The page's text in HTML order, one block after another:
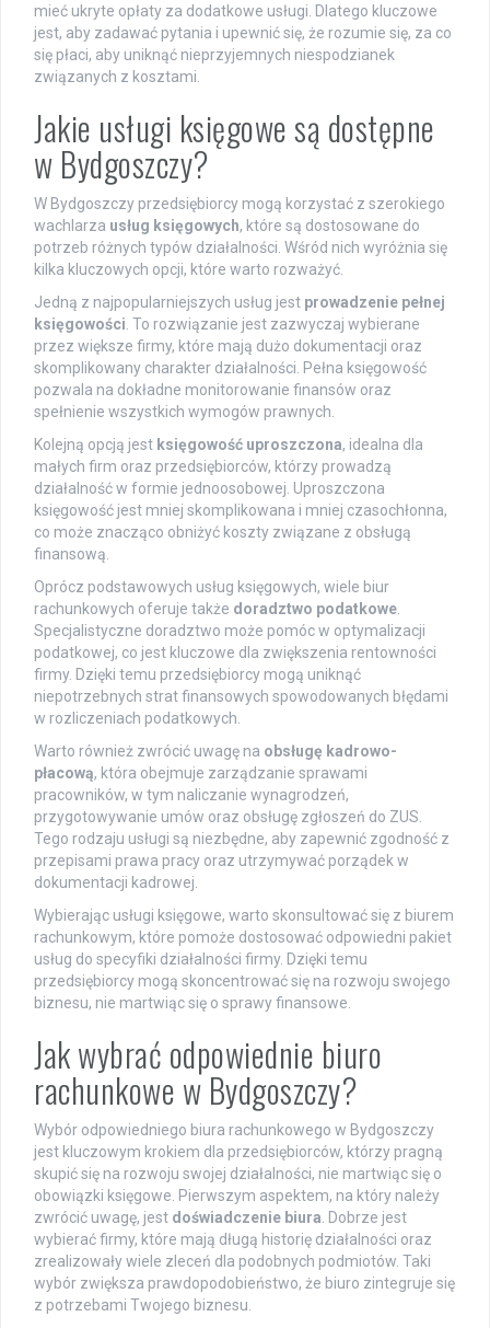
mieć ukryte opłaty za dodatkowe usługi. Dlatego kluczowe
jest, aby zadawać pytania i upewnić się, że rozumie się, za co
się płaci, aby uniknąć nieprzyjemnych niespodzianek
związanych z kosztami.
Jakie usługi księgowe są dostępne
w Bydgoszczy?
W Bydgoszczy przedsiębiorcy mogą korzystać z szerokiego
wachlarza usług księgowych, które są dostosowane do
potrzeb różnych typów działalności. Wśród nich wyróżnia się
kilka kluczowych opcji, które warto rozważyć.
Jedną z najpopularniejszych usług jest prowadzenie pełnej
księgowości . To rozwiązanie jest zazwyczaj wybierane
przez większe firmy, które mają dużo dokumentacji oraz
skomplikowany charakter działalności. Pełna księgowość
pozwala na dokładne monitorowanie finansów oraz
spełnienie wszystkich wymogów prawnych.
Kolejną opcją jest księgowość uproszczona, idealna dla
małych firm oraz przedsiębiorców, którzy prowadzą
działalność w formie jednoosobowej. Uproszczona
księgowość jest mniej skomplikowana i mniej czasochłonna,
co może znacząco obniżyć koszty związane z obsługą
finansową.
Oprócz podstawowych usług księgowych, wiele biur
rachunkowych oferuje także doradztwo podatkowe
Specjalistyczne doradztwo może pomóc w optymalizacji
podatkowej, co jest kluczowe dla zwiększenia rentowności
firmy. Dzięki temu przedsiębiorcy mogą uniknąć
niepotrzebnych strat finansowych spowodowanych błędami
w rozliczeniach podatkowych.
Warto również zwrócić uwagę na obsługę kadrowo-
płacową, która obejmuje zarządzanie sprawami
pracowników, w tym naliczanie wynagrodzeń,
przygotowywanie umów oraz obsługę zgłoszeń do ZUS.
Tego rodzaju usługi są niezbędne, aby zapewnić zgodność z
przepisami prawa pracy oraz utrzymywać porządek w
dokumentacji kadrowej.
Wybierając usługi księgowe, warto skonsultować się z biurem
rachunkowym, które pomoże dostosować odpowiedni pakiet
usług do specyfiki działalności firmy. Dzięki temu
przedsiębiorcy mogą skoncentrować się na rozwoju swojego
biznesu, nie martwiąc się o sprawy finansowe.
Jak wybrać odpowiednie biuro
rachunkowe w Bydgoszczy?
Wybór odpowiedniego biura rachunkowego w Bydgoszczy
jest kluczowym krokiem dla przedsiębiorców, którzy pragną
skupić się na rozwoju swojej działalności, nie martwiąc się o
obowiązki księgowe. Pierwszym aspektem, na który należy
zwrócić uwagę, jest doświadczenie biura . Dobrze jest
wybierać firmy, które mają długą historię działalności oraz
zrealizowały wiele zleceń dla podobnych podmiotów. Taki
wybór zwiększa prawdopodobieństwo, że biuro zintegruje się
z potrzebami Twojego biznesu.